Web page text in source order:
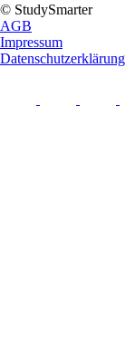
© StudySmarter
AGB
Impressum
Datenschutzerklärung